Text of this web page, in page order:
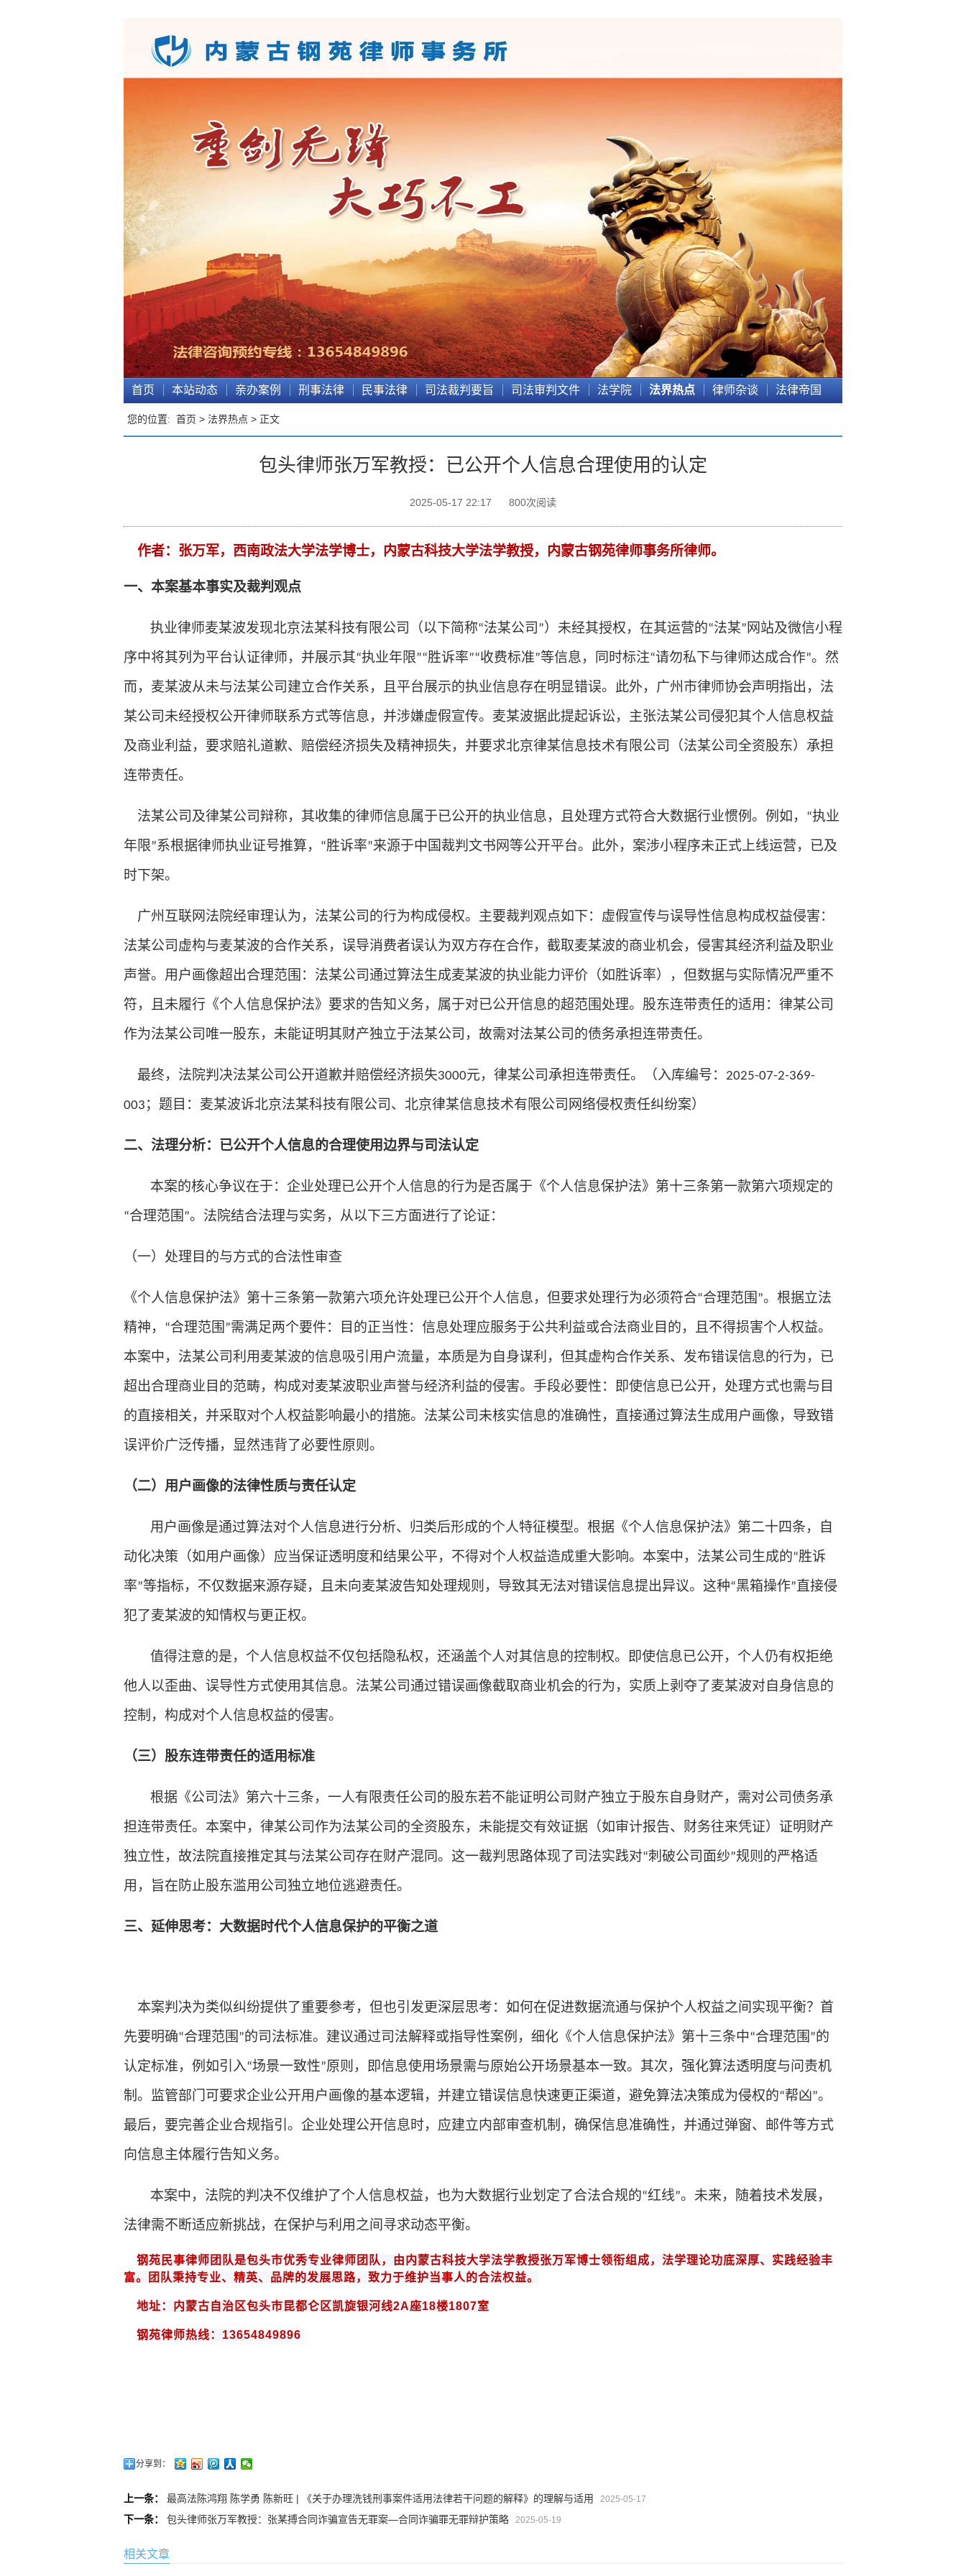
首页 本站动态 亲办案例 刑事法律 民事法律 司法裁判要旨 司法审判文件 法学院 法界热点 律师杂谈 法律帝国
您的位置: 首页 > 法界热点 > 正文
包头律师张万军教授：已公开个人信息合理使用的认定
2025-05-17 22:17 800次阅读
作者：张万军，西南政法大学法学博士，内蒙古科技大学法学教授，内蒙古钢苑律师事务所律师。
一、本案基本事实及裁判观点
执业律师麦某波发现北京法某科技有限公司（以下简称“法某公司 ”）未经其授权，在其运营的“法某” 网站及微信小程
序中将其列为平台认证律师，并展示其“执业年限”“胜诉率”“收费标准”等信息，同时标注“请勿私下与律师达成合作”。然
而，麦某波从未与法某公司建立合作关系，且平台展示的执业信息存在明显错误。此外，广州市律师协会声明指出，法
某公司未经授权公开律师联系方式等信息，并涉嫌虚假宣传。麦某波据此提起诉讼，主张法某公司侵犯其个人信息权益
及商业利益，要求赔礼道歉、赔偿经济损失及精神损失，并要求北京律某信息技术有限公司（法某公司全资股东）承担
连带责任。
法某公司及律某公司辩称，其收集的律师信息属于已公开的执业信息，且处理方式符合大数据行业惯例。例如， “执业
年限”系根据律师执业证号推算， “胜诉率”来源于中国裁判文书网等公开平台。此外，案涉小程序未正式上线运营，已及
时下架。
广州互联网法院经审理认为，法某公司的行为构成侵权。主要裁判观点如下：虚假宣传与误导性信息构成权益侵害：
法某公司虚构与麦某波的合作关系，误导消费者误认为双方存在合作，截取麦某波的商业机会，侵害其经济利益及职业
声誉。用户画像超出合理范围：法某公司通过算法生成麦某波的执业能力评价（如胜诉率），但数据与实际情况严重不
符，且未履行《个人信息保护法》要求的告知义务，属于对已公开信息的超范围处理。股东连带责任的适用：律某公司
作为法某公司唯一股东，未能证明其财产独立于法某公司，故需对法某公司的债务承担连带责任。
最终，法院判决法某公司公开道歉并赔偿经济损失3000元，律某公司承担连带责任。（入库编号： 2025-07-2-369-
003 ；题目：麦某波诉北京法某科技有限公司、北京律某信息技术有限公司网络侵权责任纠纷案）
二、法理分析：已公开个人信息的合理使用边界与司法认定
本案的核心争议在于：企业处理已公开个人信息的行为是否属于《个人信息保护法》第十三条第一款第六项规定的
“合理范围 ”。法院结合法理与实务，从以下三方面进行了论证：
（一）处理目的与方式的合法性审查
《个人信息保护法》第十三条第一款第六项允许处理已公开个人信息，但要求处理行为必须符合“合理范围 ”。根据立法
精神，
“合理范围 ”需满足两个要件：目的正当性：信息处理应服务于公共利益或合法商业目的，且不得损害个人权益。
本案中，法某公司利用麦某波的信息吸引用户流量，本质是为自身谋利，但其虚构合作关系、发布错误信息的行为，已
超出合理商业目的范畴，构成对麦某波职业声誉与经济利益的侵害。手段必要性：即使信息已公开，处理方式也需与目
的直接相关，并采取对个人权益影响最小的措施。法某公司未核实信息的准确性，直接通过算法生成用户画像，导致错
误评价广泛传播，显然违背了必要性原则。
（二）用户画像的法律性质与责任认定
用户画像是通过算法对个人信息进行分析、归类后形成的个人特征模型。根据《个人信息保护法》第二十四条，自
动化决策（如用户画像）应当保证透明度和结果公平，不得对个人权益造成重大影响。本案中，法某公司生成的“胜诉
率”等指标，不仅数据来源存疑，且未向麦某波告知处理规则，导致其无法对错误信息提出异议。这种“黑箱操作”直接侵
犯了麦某波的知情权与更正权。
值得注意的是，个人信息权益不仅包括隐私权，还涵盖个人对其信息的控制权。即使信息已公开，个人仍有权拒绝
他人以歪曲、误导性方式使用其信息。法某公司通过错误画像截取商业机会的行为，实质上剥夺了麦某波对自身信息的
控制，构成对个人信息权益的侵害。
（三）股东连带责任的适用标准
根据《公司法》第六十三条，一人有限责任公司的股东若不能证明公司财产独立于股东自身财产，需对公司债务承
担连带责任。本案中，律某公司作为法某公司的全资股东，未能提交有效证据（如审计报告、财务往来凭证）证明财产
独立性，故法院直接推定其与法某公司存在财产混同。这一裁判思路体现了司法实践对“刺破公司面纱”规则的严格适
用，旨在防止股东滥用公司独立地位逃避责任。
三、延伸思考：大数据时代个人信息保护的平衡之道
本案判决为类似纠纷提供了重要参考，但也引发更深层思考：如何在促进数据流通与保护个人权益之间实现平衡？ 首
先要明确“合理范围 ”的司法标准。 建议通过司法解释或指导性案例，细化《个人信息保护法》第十三条中“合理范围 ”的
认定标准，例如引入“场景一致性”原则，即信息使用场景需与原始公开场景基本一致。 其次， 强化算法透明度与问责机
制 。 监管部门可要求企业公开用户画像的基本逻辑，并建立错误信息快速更正渠道，避免算法决策成为侵权的“帮凶”。
最后，要完善企业合规指引 。 企业处理公开信息时，应建立内部审查机制，确保信息准确性，并通过弹窗、邮件等方式
向信息主体履行告知义务。
本案中，法院的判决不仅维护了个人信息权益，也为大数据行业划定了合法合规的“红线”。未来，随着技术发展，
法律需不断适应新挑战，在保护与利用之间寻求动态平衡。
钢苑民事律师团队是包头市优秀专业律师团队，由内蒙古科技大学法学教授张万军博士领衔组成， 法学理论功底深厚、实践经验丰
富。团队秉持专业、精英、品牌的发展思路，致力于维护当事人的合法权益。
地址：内蒙古自治区包头市昆都仑区凯旋银河线2A座18楼1807室
钢苑律师热线： 13654849896
分享到：
上一条： 最高法陈鸿翔 陈学勇 陈新旺 | 《关于办理洗钱刑事案件适用法律若干问题的解释》的理解与适用 2025-05-17
下一条： 包头律师张万军教授：张某搏合同诈骗宣告无罪案—合同诈骗罪无罪辩护策略 2025-05-19
相关文章